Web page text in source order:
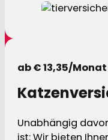
ab € 13,35/Monat
Unabhängig